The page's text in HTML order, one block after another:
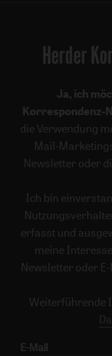
Herder
Ja, ich
Korrespondenz-
die Verwendung
Mail-
Newsletter oder
Ich bin
erfasst und
meine
Newsletter oder
Weiterführende
E-Mail